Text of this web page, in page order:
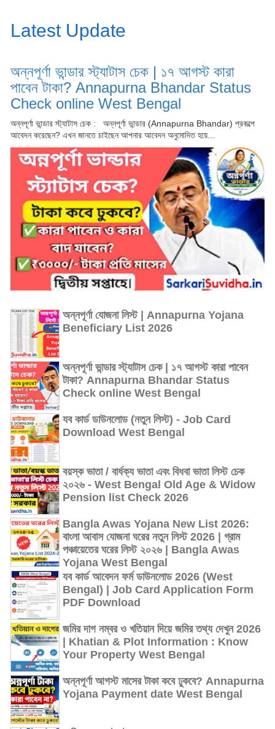
Latest Update
অন্নপূর্ণা ভান্ডার স্ট্যাটাস চেক | ১৭ আগস্ট কারা
পাবেন টাকা? Annapurna Bhandar Status
Check online West Bengal
অন্নপূর্ণা ভান্ডার স্ট্যাটাস চেক : অন্নপূর্ণা ভান্ডার (Annapurna Bhandar) প্রকল্পে
আবেদন করেছেন? এখন জানতে চাইছেন আপনার আবেদন অনুমোদিত হয়ে...
অন্নপূর্ণা যোজনা লিস্ট | Annapurna Yojana
Beneficiary List 2026
অন্নপূর্ণা ভান্ডার স্ট্যাটাস চেক | ১৭ আগস্ট কারা পাবেন
টাকা? Annapurna Bhandar Status
Check online West Bengal
যব কার্ড ডাউনলোড (নতুন লিস্ট) - Job Card
Download West Bengal
বয়স্ক ভাতা / বার্ধক্য ভাতা এবং বিধবা ভাতা লিস্ট চেক
২০২৬ - West Bengal Old Age & Widow
Pension list Check 2026
Bangla Awas Yojana New List 2026:
বাংলা আবাস যোজনা ঘরের নতুন লিস্ট 2026 | গ্রাম
পঞ্চায়েতের ঘরের লিস্ট ২০২৬ | Bangla Awas
Yojana West Bengal
যব কার্ড আবেদন ফর্ম ডাউনলোড 2026 (West
Bengal) | Job Card Application Form
PDF Download
জমির দাগ নম্বর ও খতিয়ান দিয়ে জমির তথ্য দেখুন 2026
| Khatian & Plot Information : Know
Your Property West Bengal
অন্নপূর্ণা আগস্ট মাসের টাকা কবে ঢুকবে? Annapurna
Yojana Payment date West Bengal